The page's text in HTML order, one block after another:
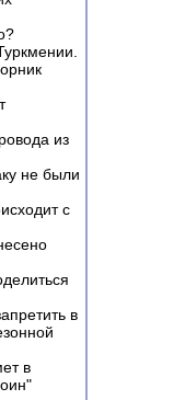
из
не были
с
в
в